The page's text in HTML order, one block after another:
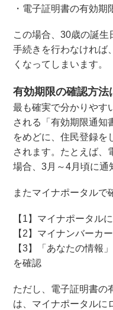
・電子証明書の有効
この場合、30歳の誕
手続きを行わなければ
くなってしまいます。
有効期限の確認方法
最も確実で分かりやす
される「有効期限通知
をめどに、住民登録を
されます。たとえば、
場合、3月～4月頃に通
またマイナポータルで
【1】マイナポータル
【2】マイナンバーカ
【3】「あなたの情報
を確認
ただし、電子証明書の
は、マイナポータルに